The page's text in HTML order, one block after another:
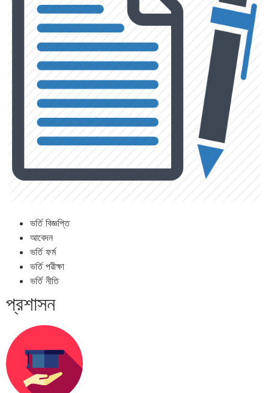
ভর্তি বিজ্ঞপ্তি
আবেদন
ভর্তি ফর্ম
ভর্তি পরীক্ষা
ভর্তি নীতি
প্রশাসন